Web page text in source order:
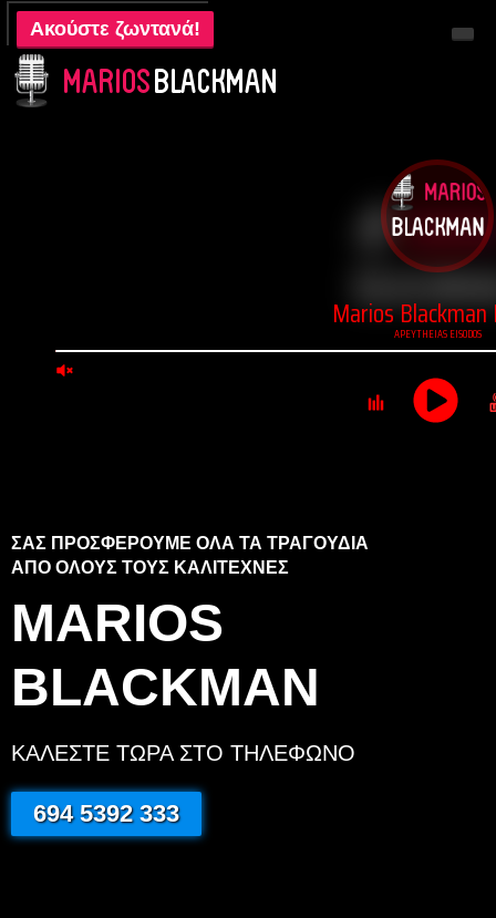
Ακούστε ζωντανά!
ΣΑΣ ΠΡΟΣΦΕΡΟΥΜΕ ΟΛΑ ΤΑ ΤΡΑΓΟΥΔΙΑ
ΑΠΟ ΟΛΟΥΣ ΤΟΥΣ ΚΑΛΙΤΕΧΝΕΣ
MARIOS
BLACKMAN
ΚΑΛΕΣΤΕ ΤΩΡΑ ΣΤΟ ΤΗΛΕΦΩΝΟ
694 5392 333